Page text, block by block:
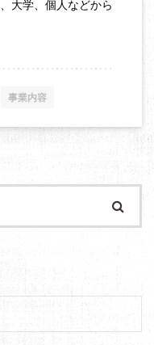
大学、個人などから
事業内容